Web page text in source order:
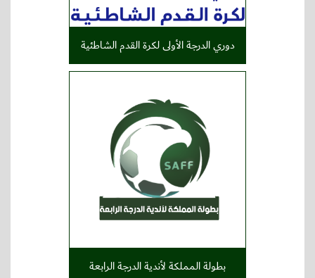
دوري الدرجة الأولى لكرة القدم الشاطئية
بطولة المملكة لأندية الدرجة الرابعة